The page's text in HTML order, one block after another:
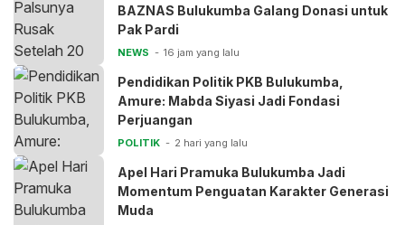
BAZNAS Bulukumba Galang Donasi untuk
Pak Pardi
NEWS 16 jam yang lalu
Pendidikan Politik PKB Bulukumba,
Amure: Mabda Siyasi Jadi Fondasi
Perjuangan
POLITIK 2 hari yang lalu
Apel Hari Pramuka Bulukumba Jadi
Momentum Penguatan Karakter Generasi
Muda